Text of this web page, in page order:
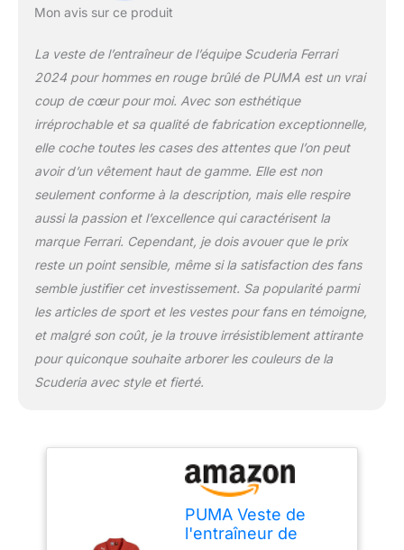
Mon avis sur ce produit
La veste de l’entraîneur de l’équipe Scuderia Ferrari
2024 pour hommes en rouge brûlé de PUMA est un vrai
coup de cœur pour moi. Avec son esthétique
irréprochable et sa qualité de fabrication exceptionnelle,
elle coche toutes les cases des attentes que l’on peut
avoir d’un vêtement haut de gamme. Elle est non
seulement conforme à la description, mais elle respire
aussi la passion et l’excellence qui caractérisent la
marque Ferrari. Cependant, je dois avouer que le prix
reste un point sensible, même si la satisfaction des fans
semble justifier cet investissement. Sa popularité parmi
les articles de sport et les vestes pour fans en témoigne,
et malgré son coût, je la trouve irrésistiblement attirante
pour quiconque souhaite arborer les couleurs de la
Scuderia avec style et fierté.
PUMA Veste de
l'entraîneur de